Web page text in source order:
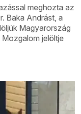
meghozta az
Baka Andrást, a
Magyarország
jelöltje